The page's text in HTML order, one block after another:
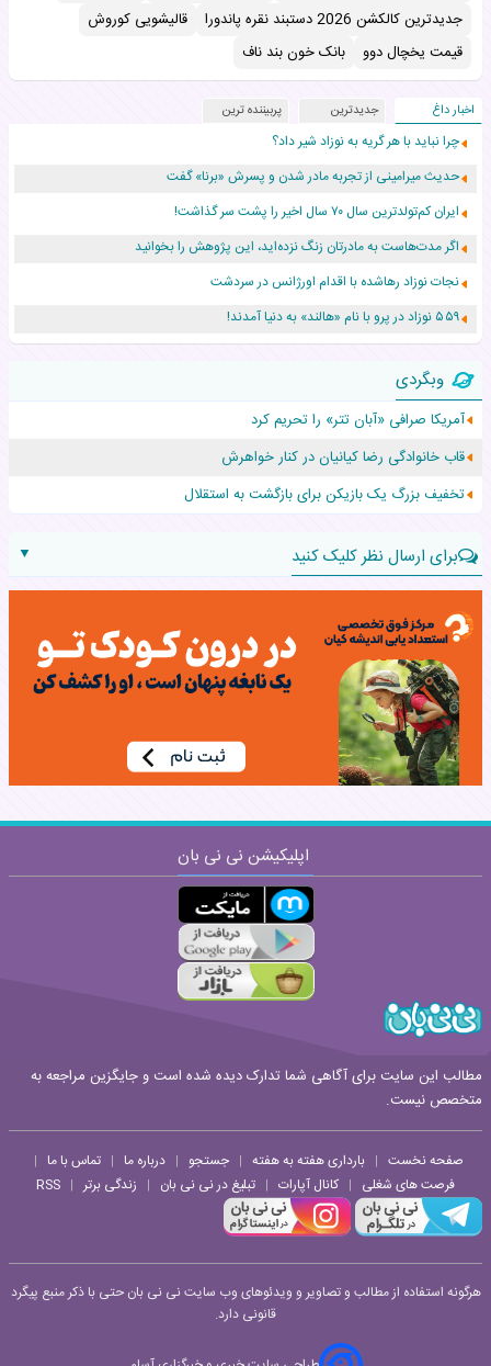
جدیدترین کالکشن 2026 دستبند نقره پاندورا
قالیشویی کوروش
قیمت یخچال دوو
بانک خون بند ناف
اخبار داغ جدیدترین پربیننده ترین
چرا نباید با هر گریه به نوزاد شیر داد؟
حدیث میرامینی از تجربه مادر شدن و پسرش «برنا» گفت
ایران کم‌تولدترین سال ۷۰ سال اخیر را پشت سر گذاشت!
اگر مدت‌هاست به مادرتان زنگ نزده‌اید، این پژوهش را بخوانید
نجات نوزاد رهاشده با اقدام اورژانس در سردشت
۵۵۹ نوزاد در پرو با نام «هالند» به دنیا آمدند!
زن ۲۴ ساله پس از درمان سرطان رحم، مادر شد
افزایش قد این دختر، چند میلیون دلار برای پدرش خرج داشته
حرکت غیرقانونی یک پرستار، جان دوقلوها را نجات داد!
عجیب‌ترین تولد در ۵/۵/۵ امسال که همه را شوکه کرد!
وبگردی
آمریکا صرافی «آبان تتر» را تحریم کرد
قاب خانوادگی رضا کیانیان در کنار خواهرش
تخفیف بزرگ یک بازیکن برای بازگشت به استقلال
برای ارسال نظر کلیک کنید
▼
نام:
نظر:
اپلیکیشن نی نی بان
مطالب این سایت برای آگاهی شما تدارک دیده شده است و جایگزین مراجعه به
متخصص نیست.
صفحه نخست | بارداری هفته به هفته | جستجو | درباره ما | تماس با ما |
فرصت های شغلی | کانال آپارات | تبلیغ در نی نی بان | زندگی برتر |
RSS
هرگونه استفاده از مطالب و تصاویر و ویدئوهای وب سایت نی نی بان حتی با ذکر منبع پیگرد
قانونی دارد.